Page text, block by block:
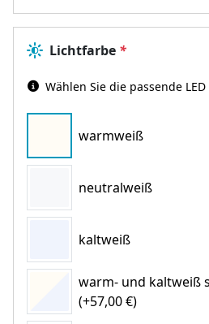
Lichtfarbe *
Wählen Sie die passende
warmweiß
neutralweiß
kaltweiß
warm- und kaltweiß
(+57,00 €)